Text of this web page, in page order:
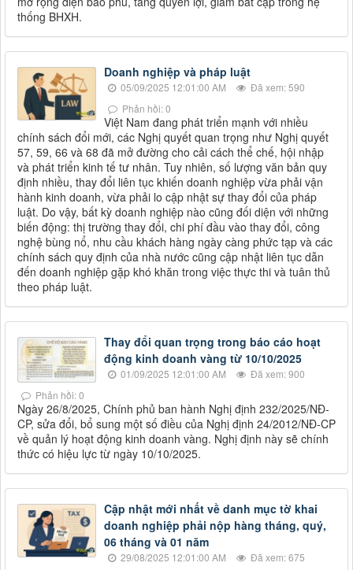
thống BHXH.
Doanh nghiệp và pháp luật
05/09/2025 12:01:00 AM
Đã xem: 590
Phản hồi: 0
Việt Nam đang phát triển mạnh với nhiều
chính sách đổi mới, các Nghị quyết quan trọng như Nghị quyết
57, 59, 66 và 68 đã mở đường cho cải cách thể chế, hội nhập
và phát triển kinh tế tư nhân. Tuy nhiên, số lượng văn bản quy
định nhiều, thay đổi liên tục khiến doanh nghiệp vừa phải vận
hành kinh doanh, vừa phải lo cập nhật sự thay đổi của pháp
luật. Do vậy, bất kỳ doanh nghiệp nào cũng đối diện với những
biến động: thị trường thay đổi, chi phí đầu vào thay đổi, công
nghệ bùng nổ, nhu cầu khách hàng ngày càng phức tạp và các
chính sách quy định của nhà nước cũng cập nhật liên tục dẫn
đến doanh nghiệp gặp khó khăn trong việc thực thi và tuân thủ
theo pháp luật.
Thay đổi quan trọng trong báo cáo hoạt
động kinh doanh vàng từ 10/10/2025
01/09/2025 12:01:00 AM
Đã xem: 900
Phản hồi: 0
Ngày 26/8/2025, Chính phủ ban hành Nghị định 232/2025/NĐ-
CP, sửa đổi, bổ sung một số điều của Nghị định 24/2012/NĐ-CP
về quản lý hoạt động kinh doanh vàng. Nghị định này sẽ chính
thức có hiệu lực từ ngày 10/10/2025.
Cập nhật mới nhất về danh mục tờ khai
doanh nghiệp phải nộp hàng tháng, quý,
06 tháng và 01 năm
29/08/2025 12:01:00 AM
Đã xem: 675